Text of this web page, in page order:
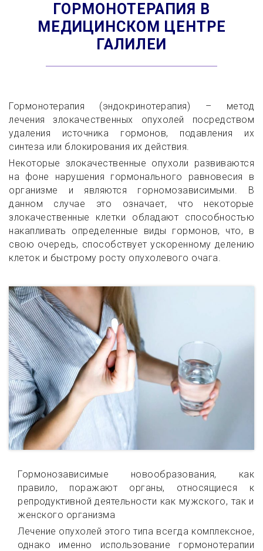
ГОРМОНОТЕРАПИЯ В
МЕДИЦИНСКОМ ЦЕНТРЕ
ГАЛИЛЕИ
Гормонотерапия (эндокринотерапия) – метод
лечения злокачественных опухолей посредством
удаления источника гормонов, подавления их
синтеза или блокирования их действия.
Некоторые злокачественные опухоли развиваются
на фоне нарушения гормонального равновесия в
организме и являются горномозависимыми. В
данном случае это означает, что некоторые
злокачественные клетки обладают способностью
накапливать определенные виды гормонов, что, в
свою очередь, способствует ускоренному делению
клеток и быстрому росту опухолевого очага.
Гормонозависимые новообразования, как
правило, поражают органы, относящиеся к
репродуктивной деятельности как мужского, так и
женского организма
Лечение опухолей этого типа всегда комплексное,
однако именно использование гормонотерапии